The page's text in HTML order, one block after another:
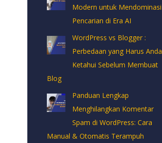
Modern untuk Mendominasi
Pencarian di Era AI
WordPress vs Blogger :
Perbedaan yang Harus Anda
Ketahui Sebelum Membuat
Blog
Panduan Lengkap
Menghilangkan Komentar
Spam di WordPress: Cara
Manual & Otomatis Terampuh